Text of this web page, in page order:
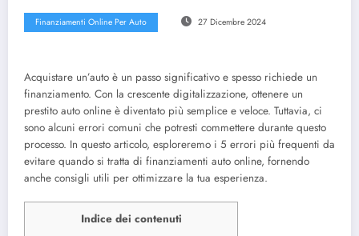
Finanziamenti Online Per Auto 27 Dicembre 2024
Acquistare un’auto è un passo significativo e spesso richiede un
finanziamento. Con la crescente digitalizzazione, ottenere un
prestito auto online è diventato più semplice e veloce. Tuttavia, ci
sono alcuni errori comuni che potresti commettere durante questo
processo. In questo articolo, esploreremo i 5 errori più frequenti da
evitare quando si tratta di finanziamenti auto online, fornendo
anche consigli utili per ottimizzare la tua esperienza.
Indice dei contenuti